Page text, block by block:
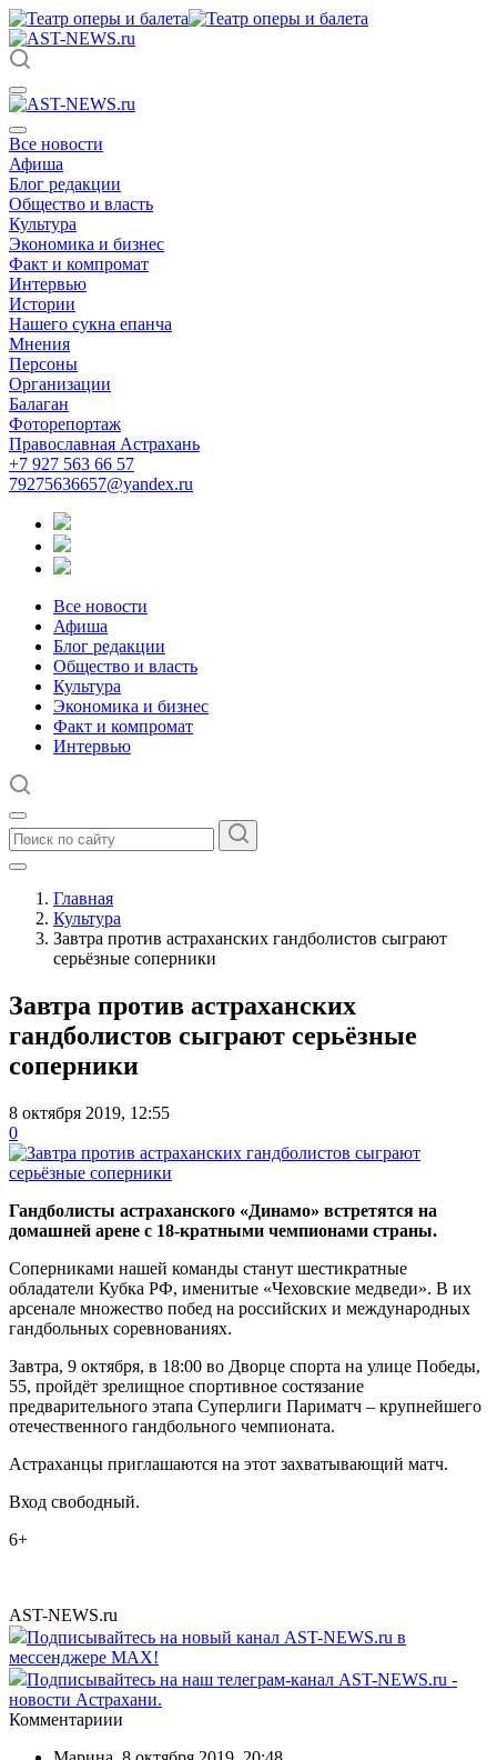
Все новости
Афиша
Блог редакции
Общество и власть
Культура
Экономика и бизнес
Факт и компромат
Интервью
Истории
Нашего сукна епанча
Мнения
Персоны
Организации
Балаган
Фоторепортаж
Православная Астрахань
+7 927 563 66 57
79275636657@yandex.ru
Все новости
Афиша
Блог редакции
Общество и власть
Культура
Экономика и бизнес
Факт и компромат
Интервью
Главная
Культура
Завтра против астраханских гандболистов сыграют
серьёзные соперники
Завтра против астраханских
гандболистов сыграют серьёзные
соперники
8 октября 2019, 12:55
0
Гандболисты астраханского «Динамо» встретятся на
домашней арене с 18-кратными чемпионами страны.
Соперниками нашей команды станут шестикратные
обладатели Кубка РФ, именитые «Чеховские медведи». В их
арсенале множество побед на российских и международных
гандбольных соревнованиях.
Завтра, 9 октября, в 18:00 во Дворце спорта на улице Победы,
55, пройдёт зрелищное спортивное состязание
предварительного этапа Суперлиги Париматч – крупнейшего
отечественного гандбольного чемпионата.
Астраханцы приглашаются на этот захватывающий матч.
Вход свободный.
6+
AST-NEWS.ru
Подписывайтесь на новый канал AST-NEWS.ru в
мессенджере MAX!
Подписывайтесь на наш телеграм-канал AST-NEWS.ru -
новости Астрахани.
Комментариии